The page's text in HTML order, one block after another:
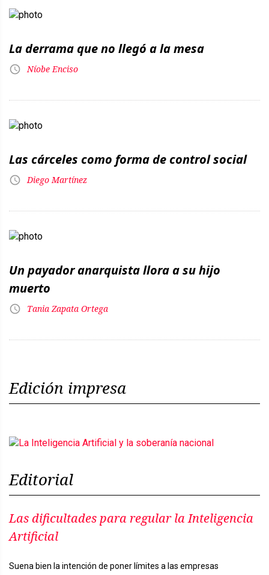
La derrama que no llegó a la mesa
Níobe Enciso
Las cárceles como forma de control social
Diego Martínez
Un payador anarquista llora a su hijo
muerto
Tania Zapata Ortega
Edición impresa
Editorial
Las dificultades para regular la Inteligencia
Artificial
Suena bien la intención de poner límites a las empresas